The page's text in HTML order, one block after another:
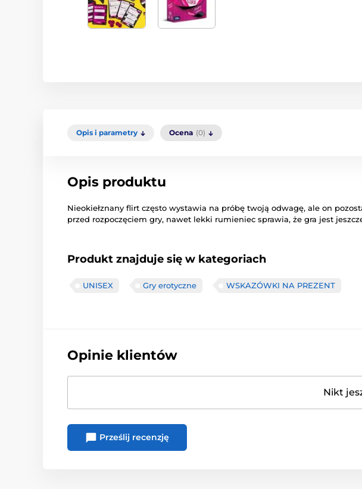
Opis i parametry Ocena (0)
Opis produktu
Nieokiełznany flirt często wystawia na próbę twoją odwagę, ale on
przed rozpoczęciem gry, nawet lekki rumieniec sprawia, że ​​gra jest
Produkt znajduje się w kategoriach
UNISEX Gry erotyczne WSKAZÓWKI NA PREZENT
Opinie klientów
Nikt
Prześlij recenzję